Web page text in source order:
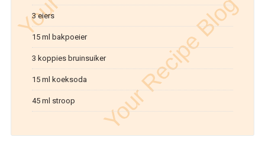
3 eiers
15 ml bakpoeier
3 koppies bruinsuiker
15 ml koeksoda
45 ml stroop